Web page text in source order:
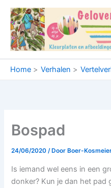
naar
inhoud
Home Verhalen
Bospad
24/06/2020/ Door Boer-
Is iemand wel eens in een
donker? Kun je dan het pad